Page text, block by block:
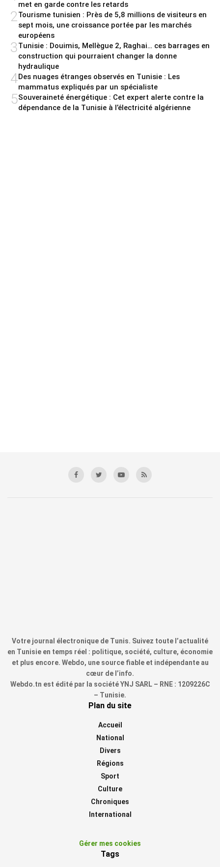
met en garde contre les retards
2 Tourisme tunisien : Près de 5,8 millions de visiteurs en
sept mois, une croissance portée par les marchés
européens
3Tunisie : Douimis, Mellègue 2, Raghai… ces barrages en
construction qui pourraient changer la donne
hydraulique
4Des nuages étranges observés en Tunisie : Les
mammatus expliqués par un spécialiste
5Souveraineté énergétique : Cet expert alerte contre la
dépendance de la Tunisie à l’électricité algérienne
Votre journal électronique de Tunis. Suivez toute l’actualité
en Tunisie en temps réel : politique, société, culture, économie
et plus encore. Webdo, une source fiable et indépendante au
cœur de l’info.
Webdo.tn est édité par la société YNJ SARL – RNE : 1209226C
– Tunisie.
Plan du site
Accueil
National
Divers
Régions
Sport
Culture
Chroniques
International
Gérer mes cookies
Tags